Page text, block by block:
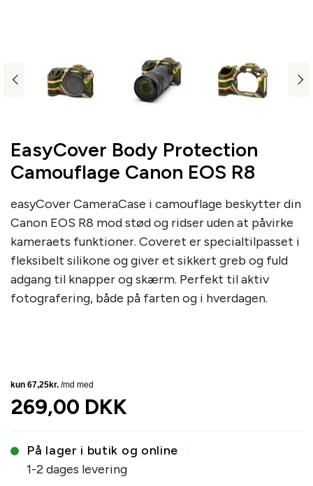
EasyCover Body Protection
Camouflage Canon EOS R8
easyCover CameraCase i camouflage beskytter din
Canon EOS R8 mod stød og ridser uden at påvirke
kameraets funktioner. Coveret er specialtilpasset i
fleksibelt silikone og giver et sikkert greb og fuld
adgang til knapper og skærm. Perfekt til aktiv
fotografering, både på farten og i hverdagen.
269,00 DKK
På lager i butik og online
1-2 dages levering